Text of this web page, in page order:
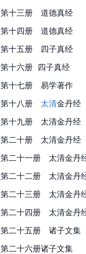
第十三册　道德真经
第十四册　道德真经
第十五册 四子真经
第十六册  四子真经
第十七册 易学著作
第十八册 太清金丹经
第十九册　太清金丹经
第二十册　太清金丹经
第二十一册　太清金丹
第二十二册　太清金丹
第二十三册　太清金丹
第二十四册　太清金丹
第二十五册　诸子文集
第二十六册诸子文集